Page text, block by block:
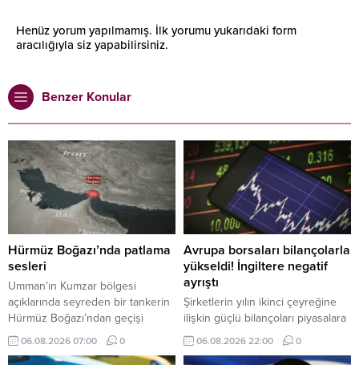
Henüz yorum yapılmamış. İlk yorumu yukarıdaki form
aracılığıyla siz yapabilirsiniz.
Benzer Konular
Hürmüz Boğazı’nda patlama
sesleri
Umman’ın Kumzar bölgesi
açıklarında seyreden bir tankerin
Hürmüz Boğazı’ndan geçişi
sırasında gemi yakınında iki
patlama sesi duyulduğu bildirildi.
06.08.2026 07:00 0
Avrupa borsaları bilançolarla
yükseldi! İngiltere negatif
ayrıştı
Şirketlerin yılın ikinci çeyreğine
ilişkin güçlü bilançoları piyasalara
pozitif yansımaya devam ediyor.
Güçlü şirket bilançolarının
06.08.2026 22:00 0